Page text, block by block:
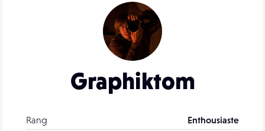
Graphiktom
Rang
Enthousiaste